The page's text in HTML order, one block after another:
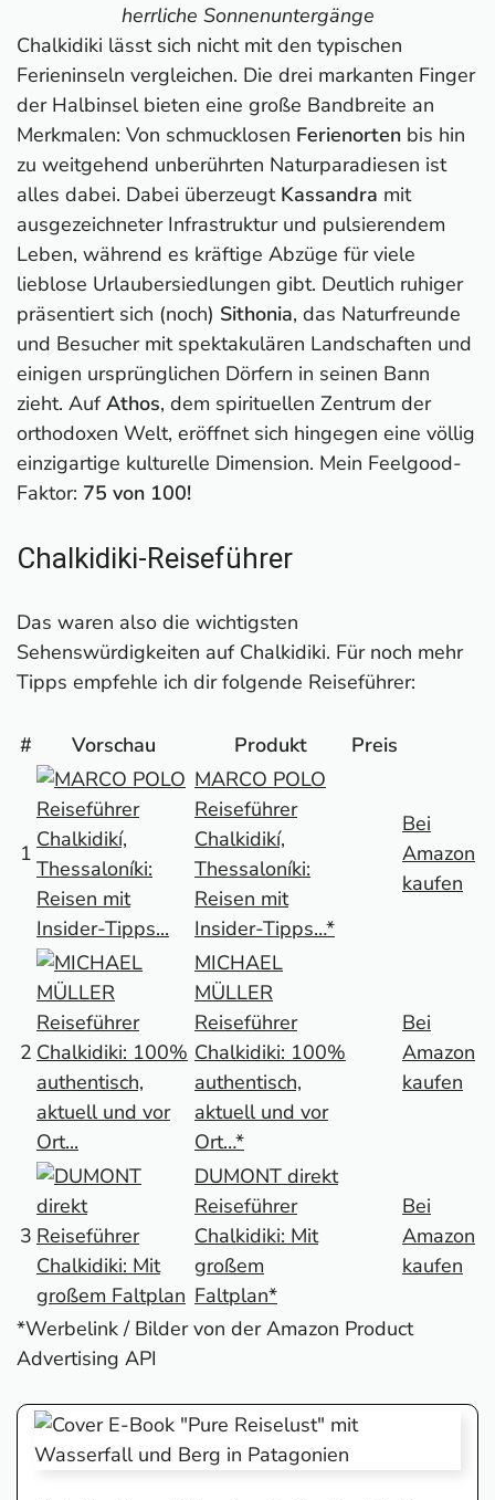
herrliche Sonnenuntergänge
Chalkidiki lässt sich nicht mit den typischen
Ferieninseln vergleichen. Die drei markanten Finger
der Halbinsel bieten eine große Bandbreite an
Merkmalen: Von schmucklosen Ferienorten bis hin
zu weitgehend unberührten Naturparadiesen ist
alles dabei. Dabei überzeugt Kassandra mit
ausgezeichneter Infrastruktur und pulsierendem
Leben, während es kräftige Abzüge für viele
lieblose Urlaubersiedlungen gibt. Deutlich ruhiger
präsentiert sich (noch) Sithonia, das Naturfreunde
und Besucher mit spektakulären Landschaften und
einigen ursprünglichen Dörfern in seinen Bann
zieht. AufAthos, dem spirituellen Zentrum der
orthodoxen Welt, eröffnet sich hingegen eine völlig
einzigartige kulturelle Dimension. Mein Feelgood-
Faktor: 75 von 100!
Chalkidiki-Reiseführer
Das waren also die wichtigsten
Sehenswürdigkeiten auf Chalkidiki. Für noch mehr
Tipps empfehle ich dir folgende Reiseführer:
# Vorschau Produkt Preis
1
MARCO POLO
Reiseführer
Chalkidikí,
Thessaloníki:
Reisen mit
Insider-Tipps…*
Bei
Amazon
kaufen
2
MICHAEL
MÜLLER
Reiseführer
Chalkidiki: 100%
authentisch,
aktuell und vor
Ort…*
Bei
Amazon
kaufen
3
DUMONT direkt
Reiseführer
Chalkidiki: Mit
großem
Faltplan*
Bei
Amazon
kaufen
*Werbelink / Bilder von der Amazon Product
Advertising API